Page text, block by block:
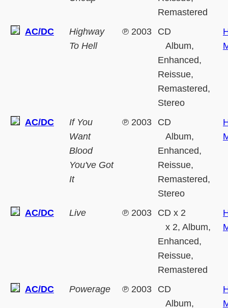
Remastered
AC/DC
Highway
To Hell
℗ 2003
CD
Album,
Enhanced,
Reissue,
Remastered,
Stereo
AC/DC
If You
Want
Blood
You've Got
It
℗ 2003
CD
Album,
Enhanced,
Reissue,
Remastered,
Stereo
AC/DC Live ℗ 2003
CD x 2
x 2, Album,
Enhanced,
Reissue,
Remastered
AC/DC Powerage ℗ 2003
CD
Album,